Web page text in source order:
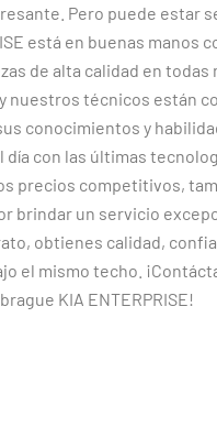
Pero puede estar
está en buenas manos
de alta calidad en todas
nuestros técnicos están
conocimientos y
día con las últimas
precios competitivos,
brindar un servicio
obtienes calidad,
el mismo techo.
KIA ENTERPRISE!